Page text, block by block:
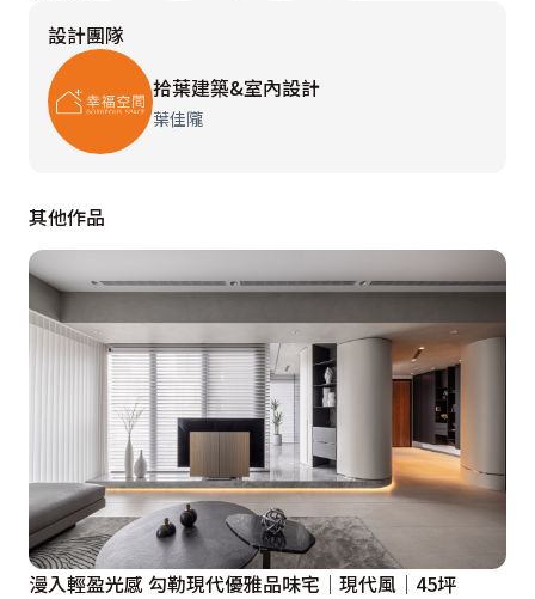
設計團隊
拾葉建築&室內設計
葉佳隴
其他作品
漫入輕盈光感 勾勒現代優雅品味宅│現代風│45坪